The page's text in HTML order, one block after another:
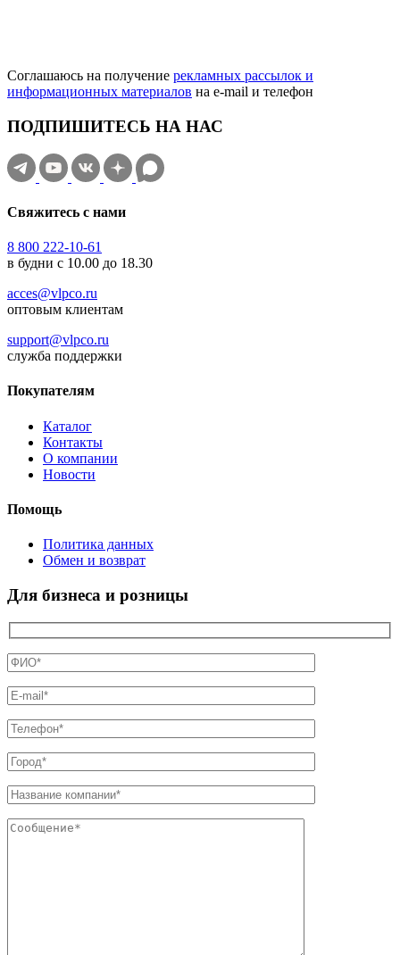
Соглашаюсь на получение рекламных рассылок и
информационных материалов на e‑mail и телефон
ПОДПИШИТЕСЬ НА НАС
Свяжитесь с нами
8 800 222-10-61
в будни с 10.00 до 18.30
acces@vlpco.ru
оптовым клиентам
support@vlpco.ru
служба поддержки
Покупателям
Каталог
Контакты
О компании
Новости
Помощь
Политика данных
Обмен и возврат
Для бизнеса и розницы